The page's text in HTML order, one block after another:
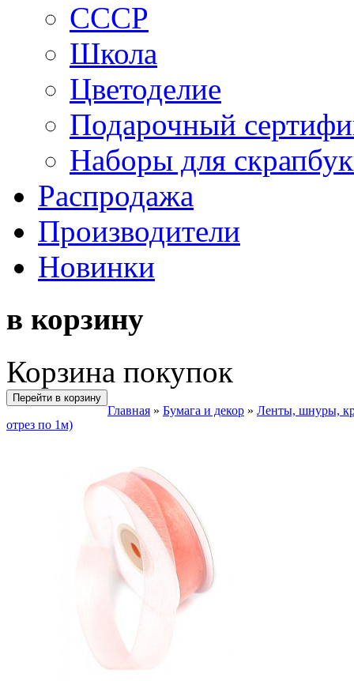
СССР
Школа
Цветоделие
Подарочный
Наборы для
Распродажа
Производители
Новинки
в корзину
Корзина покупок
Перейти в корзину
Главная » Бумага и декор » Ленты, шнуры,
отрез по 1м)